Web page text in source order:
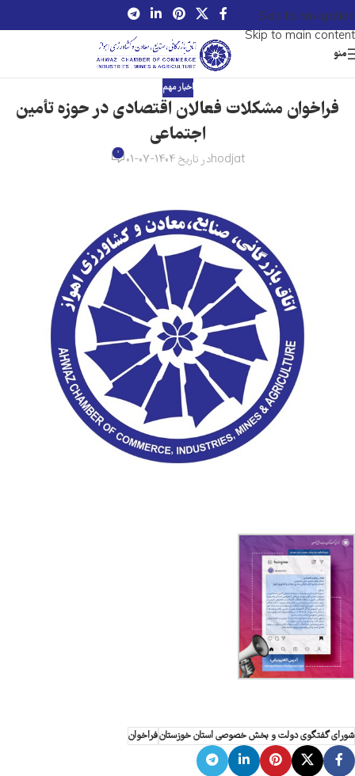
Skip to navigation
Skip to main content
منو
اخبار مهم
فراخوان مشکلات فعالان اقتصادی در حوزه تأمین
اجتماعی
hodjatدر تاریخ 1404-07-01 0
شورای گفتگوی دولت و بخش خصوصی استان خوزستانفراخوان